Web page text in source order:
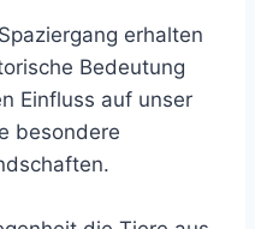
erhalten
Bedeutung
Einfluss auf unser
besondere